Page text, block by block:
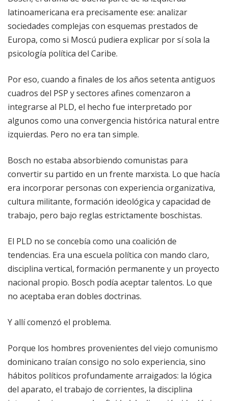
latinoamericana era precisamente ese: analizar
sociedades complejas con esquemas prestados de
Europa, como si Moscú pudiera explicar por sí sola la
psicología política del Caribe.
Por eso, cuando a finales de los años setenta antiguos
cuadros del PSP y sectores afines comenzaron a
integrarse al PLD, el hecho fue interpretado por
algunos como una convergencia histórica natural entre
izquierdas. Pero no era tan simple.
Bosch no estaba absorbiendo comunistas para
convertir su partido en un frente marxista. Lo que hacía
era incorporar personas con experiencia organizativa,
cultura militante, formación ideológica y capacidad de
trabajo, pero bajo reglas estrictamente boschistas.
El PLD no se concebía como una coalición de
tendencias. Era una escuela política con mando claro,
disciplina vertical, formación permanente y un proyecto
nacional propio. Bosch podía aceptar talentos. Lo que
no aceptaba eran dobles doctrinas.
Y allí comenzó el problema.
Porque los hombres provenientes del viejo comunismo
dominicano traían consigo no solo experiencia, sino
hábitos políticos profundamente arraigados: la lógica
del aparato, el trabajo de corrientes, la disciplina